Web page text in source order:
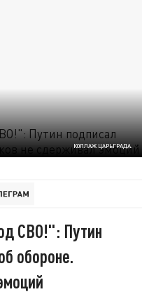
КОЛЛАЖ ЦАРЬГРАДА.
СВО!": Путин
обороне.